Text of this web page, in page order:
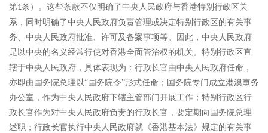
第1条）。这些条款不仅明确了中央人民政府与香港特别行政区关
系，同时明确了中央人民政府负责管理或决定特别行政区的有关事
务、中央人民政府批准、许可及备案事项等。因此，中央人民政府
是以中央的名义经常行使对香港全面管治权的机关。 特别行政区直
辖于中央人民政府，具体表现为：行政长官由中央人民政府任命，
亦即由国务院总理以“国务院令”形式任命；国务院专门成立港澳事务
办公室，作为中央人民政府下辖主管部门开展工作；特别行政区行
政长官作为对中央人民政府负责的行政长官，要定期向国务院总理
述职；行政长官执行中央人民政府就《香港基本法》规定的有关事